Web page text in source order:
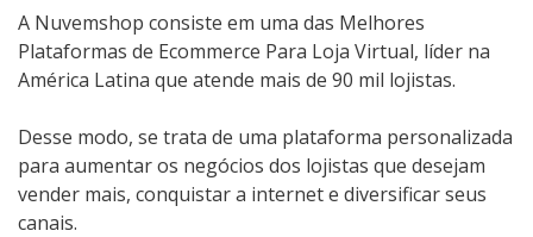
A Nuvemshop consiste em uma das Melhores
Plataformas de Ecommerce Para Loja Virtual, líder na
América Latina que atende mais de 90 mil lojistas.
Desse modo, se trata de uma plataforma personalizada
para aumentar os negócios dos lojistas que desejam
vender mais, conquistar a internet e diversificar seus
canais.